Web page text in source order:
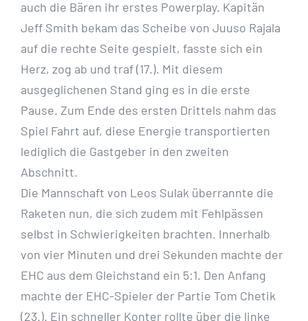
auch die Bären ihr erstes Powerplay. Kapitän
Jeff Smith bekam das Scheibe von Juuso Rajala
auf die rechte Seite gespielt, fasste sich ein
Herz, zog ab und traf (17.). Mit diesem
ausgeglichenen Stand ging es in die erste
Pause. Zum Ende des ersten Drittels nahm das
Spiel Fahrt auf, diese Energie transportierten
lediglich die Gastgeber in den zweiten
Abschnitt.
Die Mannschaft von Leos Sulak überrannte die
Raketen nun, die sich zudem mit Fehlpässen
selbst in Schwierigkeiten brachten. Innerhalb
von vier Minuten und drei Sekunden machte der
EHC aus dem Gleichstand ein 5:1. Den Anfang
machte der EHC-Spieler der Partie Tom Chetik
(23.). Ein schneller Konter rollte über die linke